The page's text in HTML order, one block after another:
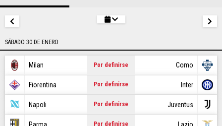
LIBERTADORES
CHAMPIONS LEAGUE
ELIMINATORIAS
MESSI
CR7
SÁBADO 30 DE ENERO
Milan Por definirse Como
Fiorentina Por definirse Inter
Napoli Por definirse Juventus
Parma Por definirse Lazio